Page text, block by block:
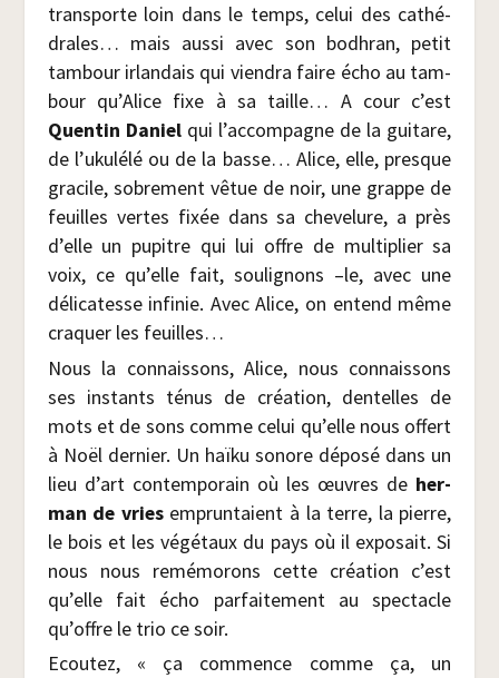
trans­porte loin dans le temps, celui des cathé­
drales… mais aus­si avec son bodh­ran, petit
tam­bour irlan­dais qui vien­dra faire écho au tam­
bour qu’Alice fixe à sa taille… A cour c’est
Quen­tin Danielqui l’accompagne de la gui­tare,
de l’ukulélé ou de la basse… Alice, elle, presque
gra­cile, sobre­ment vêtue de noir, une grappe de
feuilles vertes fixée dans sa che­ve­lure, a près
d’elle un pupitre qui lui offre de mul­ti­plier sa
voix, ce qu’elle fait, sou­li­gnons –le, avec une
déli­ca­tesse infi­nie. Avec Alice, on entend même
cra­quer les feuilles…
Nous la connais­sons, Alice, nous connais­sons
ses ins­tants ténus de créa­tion, den­telles de
mots et de sons comme celui qu’elle nous offert
à Noël der­nier. Un haï­ku sonore dépo­sé dans un
lieu d’art contem­po­rain où les œuvres de her­
man de vries emprun­taient à la terre, la pierre,
le bois et les végé­taux du pays où il expo­sait. Si
nous nous remé­mo­rons cette créa­tion c’est
qu’elle fait écho par­fai­te­ment au spec­tacle
qu’offre le trio ce soir.
Ecou­tez, « ça com­mence comme ça, un